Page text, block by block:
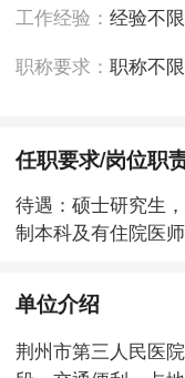
工作经验：经验不限
职称要求：职称不限
任职要求/岗位职
待遇：硕士研究生
制本科及有住院医
单位介绍
荆州市第三人民医